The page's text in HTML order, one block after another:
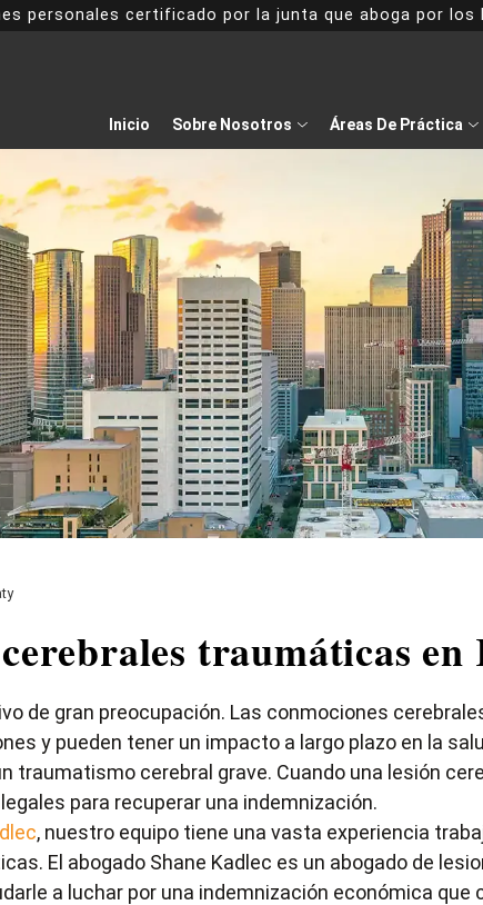
personales certificado por la junta que aboga por los
Inicio Sobre Nosotros Áreas De Práctica
traumáticas
de gran preocupación. Las conmociones
y pueden tener un impacto a largo plazo en la
traumatismo cerebral grave. Cuando una lesión
para recuperar una indemnización.
, nuestro equipo tiene una vasta experiencia
El abogado Shane Kadlec es un abogado de
a luchar por una indemnización económica